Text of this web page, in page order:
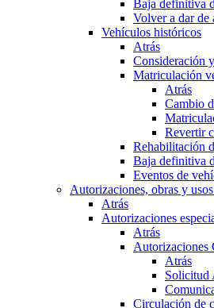
Baja definitiva
Volver a dar de
Vehículos históricos
Atrás
Consideración
Matriculación
Atrás
Cambio
Revertir
Rehabilitación
Baja definitiva
Eventos de
Autorizaciones, obras y
Atrás
Autorizaciones
Atrás
Autorizaciones
Atrás
Solicitud
Circulación de